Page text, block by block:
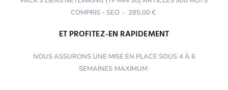
COMPRIS - SEO - 285,00 €
ET PROFITEZ-EN RAPIDEMENT
NOUS ASSURONS UNE MISE EN PLACE SOUS 4 À 6
SEMAINES MAXIMUM